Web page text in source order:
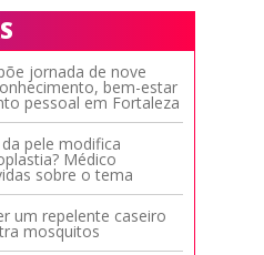
jornada de nove
bem-estar
pessoal em Fortaleza
pele modifica
Médico
sobre o tema
um repelente caseiro
mosquitos